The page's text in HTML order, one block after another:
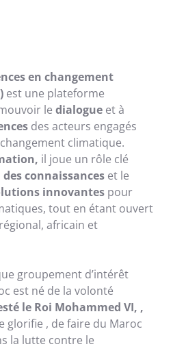
en changement
est une plateforme
le dialogueet à
des acteurs engagés
climatique.
il joue un rôle clé
connaissanceset le
innovantespour
tout en étant ouvert
africain et
groupement d’intérêt
est né de la volonté
le Roi Mohammed VI, ,
glorifie , de faire du Maroc
la lutte contre le